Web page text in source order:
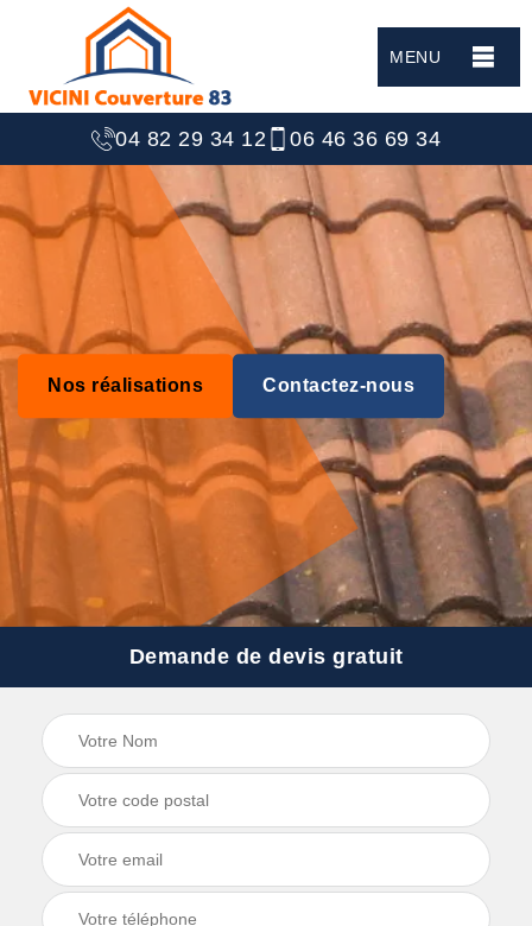
MENU
04 82 29 34 12 06 46 36 69 34
Nos réalisations Contactez-nous
Demande de devis gratuit